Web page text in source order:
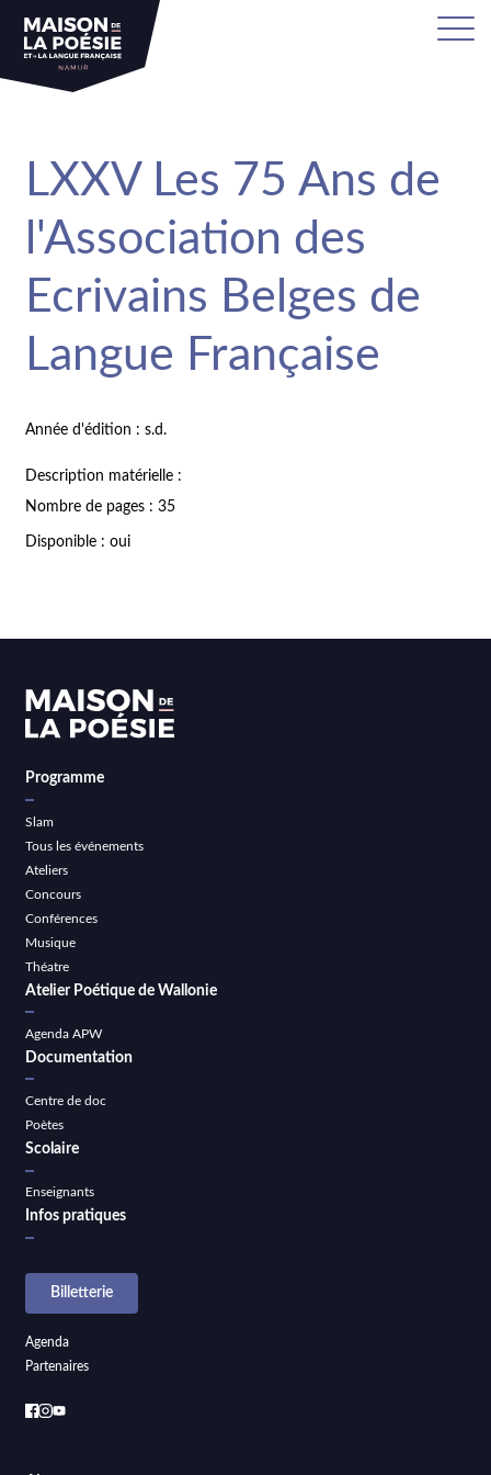
LXXV Les 75 Ans de
l'Association des
Ecrivains Belges de
Langue Française
Année d'édition : s.d.
Description matérielle :
Nombre de pages : 35
Disponible : oui
Programme
Slam
Tous les événements
Ateliers
Concours
Conférences
Musique
Théatre
Atelier Poétique de Wallonie
Agenda APW
Documentation
Centre de doc
Poètes
Scolaire
Enseignants
Infos pratiques
Billetterie
Agenda
Partenaires